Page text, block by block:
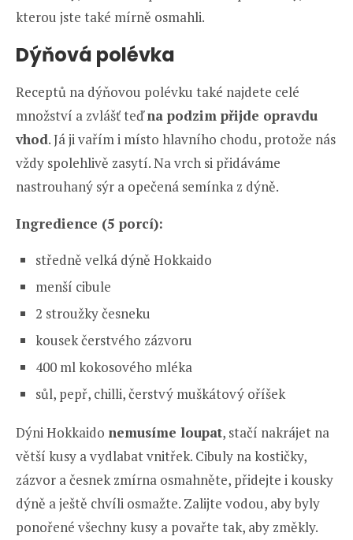
kterou jste také mírně osmahli.
Dýňová polévka
Receptů na dýňovou polévku také najdete celé
množství a zvlášť teďna podzim přijde opravdu
vhod. Já ji vařím i místo hlavního chodu, protože nás
vždy spolehlivě zasytí. Na vrch si přidáváme
nastrouhaný sýr a opečená semínka z dýně.
Ingredience (5 porcí):
středně velká dýně Hokkaido
menší cibule
2 stroužky česneku
kousek čerstvého zázvoru
400 ml kokosového mléka
sůl, pepř, chilli, čerstvý muškátový oříšek
Dýni Hokkaido nemusíme loupat, stačí nakrájet na
větší kusy a vydlabat vnitřek. Cibuly na kostičky,
zázvor a česnek zmírna osmahněte, přidejte i kousky
dýně a ještě chvíli osmažte. Zalijte vodou, aby byly
ponořené všechny kusy a povařte tak, aby změkly.